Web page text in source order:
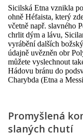
Sicilská Etna vznikla
ohně Héfaista, který
včetně např. slavného
chrlit dým a lávu,
vyrábění dalších
údajně uvězněn obr
můžete vyslechnout
Hádovu bránu do
Charybda (Etna a
Promyšlená
slaných chutí